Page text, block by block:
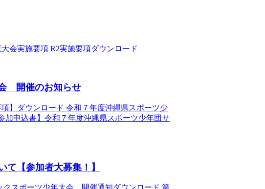
会実施要項 R2実施要項ダウンロード
開催のお知らせ
】ダウンロード 令和７年度沖縄県スポーツ少
加申込書】令和７年度沖縄県スポーツ少年団サ
【参加者大募集！】